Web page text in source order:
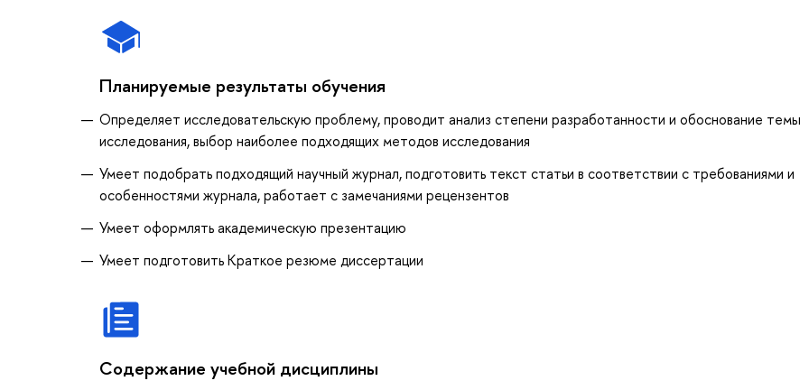
Планируемые результаты обучения
Определяет исследовательскую проблему, проводит анализ степени разработанности и обоснование темы
исследования, выбор наиболее подходящих методов исследования
Умеет подобрать подходящий научный журнал, подготовить текст статьи в соответствии с требованиями и
особенностями журнала, работает с замечаниями рецензентов
Умеет оформлять академическую презентацию
Умеет подготовить Краткое резюме диссертации
Содержание учебной дисциплины